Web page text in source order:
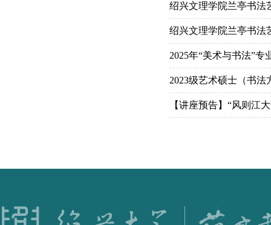
绍兴文理学院兰亭书法
绍兴文理学院兰亭书法
2025年“美术与书法”专
2023级艺术硕士（书
【讲座预告】“风则江